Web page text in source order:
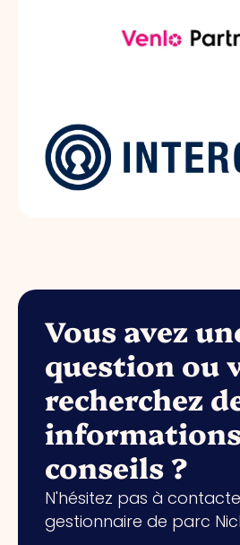
Vous avez
question ou
recherchez
conseils ?
N'hésitez pas à
gestionnaire de parc